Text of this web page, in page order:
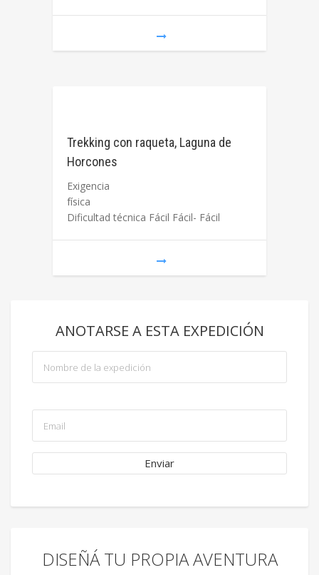
Trekking con raqueta, Laguna de
Horcones
Exigencia
física
Dificultad técnica Fácil Fácil- Fácil
ANOTARSE A ESTA EXPEDICIÓN
DISEÑÁ TU PROPIA AVENTURA